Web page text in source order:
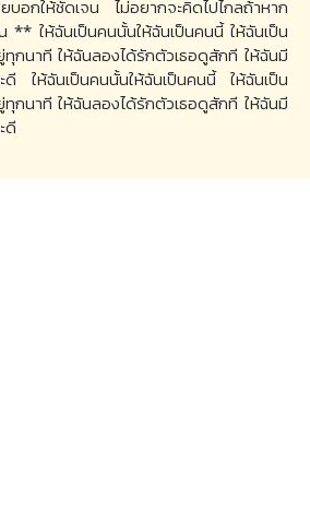
บอกให้ชัดเจน ไม่อยากจะคิดไปไกลถ้าหาก
น ** ให้ฉันเป็นคนนั้นให้ฉันเป็นคนนี้ ให้ฉันเป็น
กนาที ให้ฉันลองได้รักตัวเธอดูสักที ให้ฉันมี
ดี ให้ฉันเป็นคนนั้นให้ฉันเป็นคนนี้ ให้ฉันเป็น
กนาที ให้ฉันลองได้รักตัวเธอดูสักที ให้ฉันมี
ดี